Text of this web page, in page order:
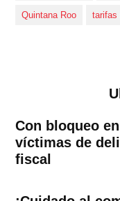
Quintana Roo tarifas
Con bloqueo
víctimas de
fiscal